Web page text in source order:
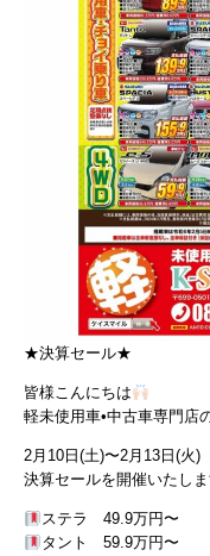
★決算セール★
皆様こんにちは
軽未使用車•中古車専門店
2月10日(土)〜2月13日(火)
決算セールを開催いたし
ステラ 49.9万円〜
タント 59.9万円〜